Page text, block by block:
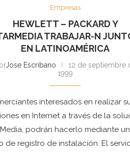
Empresas
HEWLETT – PACKARD Y
TRABAJAR-N
EN LATINOAMÉRICA
Jose Escribano
12 de septiembre
1999
interesados en realizar
en Internet a través de la
podrán hacerlo mediante un
de registro de instalación. El